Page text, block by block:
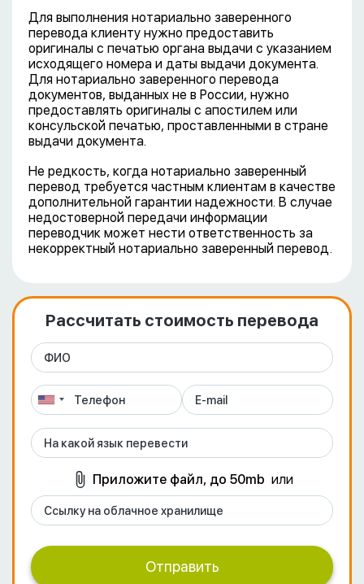
Для выполнения нотариально заверенного
перевода клиенту нужно предоставить
оригиналы с печатью органа выдачи с указанием
исходящего номера и даты выдачи документа.
Для нотариально заверенного перевода
документов, выданных не в России, нужно
предоставлять оригиналы с апостилем или
консульской печатью, проставленными в стране
выдачи документа.
Не редкость, когда нотариально заверенный
перевод требуется частным клиентам в качестве
дополнительной гарантии надежности. В случае
недостоверной передачи информации
переводчик может нести ответственность за
некорректный нотариально заверенный перевод.
Рассчитать стоимость перевода
Приложите файл, до 50mb или
Отправить